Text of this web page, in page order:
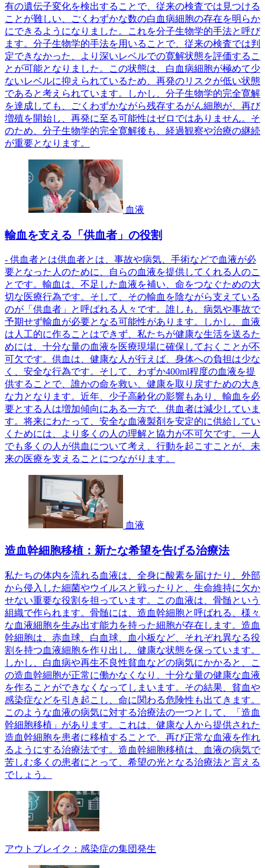
有の遺伝子変化を検出することで、従来の検査では見つける
ことが難しい、ごくわずかな数の白血病細胞の存在を明らか
にできるようになりました。これを分子生物学的手法と呼び
ます。分子生物学的手法を用いることで、従来の検査では判
定できなかった、より深いレベルでの寛解状態を評価するこ
とが可能となりました。この状態は、白血病細胞が極めて少
ないレベルに抑えられているため、再発のリスクが低い状態
であると考えられています。しかし、分子生物学的完全寛解
を達成しても、ごくわずかながら残存するがん細胞が、再び
増殖を開始し、再発に至る可能性はゼロではありません。そ
のため、分子生物学的完全寛解後も、経過観察や治療の継続
が重要となります。
血液
輸血を支える「供血者」の役割
- 供血者とは供血者とは、事故や病気、手術などで血液が必
要となった人のために、自らの血液を提供してくれる人のこ
とです。輸血は、不足した血液を補い、命をつなぐための大
切な医療行為です。そして、その輸血を陰ながら支えている
のが「供血者」と呼ばれる人々です。誰しも、病気や事故で
予期せず輸血が必要となる可能性があります。しかし、血液
は人工的に作ることはできず、私たちが健康な生活を送るた
めには、十分な量の血液を医療現場に確保しておくことが不
可欠です。供血は、健康な人が行えば、身体への負担は少な
く、安全な行為です。そして、わずか400ml程度の血液を提
供することで、誰かの命を救い、健康を取り戻すための大き
な力となります。近年、少子高齢化の影響もあり、輸血を必
要とする人は増加傾向にある一方で、供血者は減少していま
す。将来にわたって、安全な血液製剤を安定的に供給してい
くためには、より多くの人の理解と協力が不可欠です。一人
でも多くの人が供血について考え、行動を起こすことが、未
来の医療を支えることにつながります。
血液
造血幹細胞移植：新たな希望を告げる治療法
私たちの体内を流れる血液は、全身に酸素を届けたり、外部
から侵入した細菌やウイルスと戦ったりと、生命維持に欠か
せない重要な役割を担っています。この血液は、骨髄という
組織で作られます。骨髄には、造血幹細胞と呼ばれる、様々
な血液細胞を生み出す能力を持った細胞が存在します。造血
幹細胞は、赤血球、白血球、血小板など、それぞれ異なる役
割を持つ血液細胞を作り出し、健康な状態を保っています。
しかし、白血病や再生不良性貧血などの病気にかかると、こ
の造血幹細胞が正常に働かなくなり、十分な量の健康な血液
を作ることができなくなってしまいます。その結果、貧血や
感染症などを引き起こし、命に関わる危険性も出てきます。
このような血液の病気に対する治療法の一つとして、「造血
幹細胞移植」があります。これは、健康な人から提供された
造血幹細胞を患者に移植することで、再び正常な血液を作れ
るようにする治療法です。造血幹細胞移植は、血液の病気で
苦しむ多くの患者にとって、希望の光となる治療法と言える
でしょう。
アウトブレイク：感染症の集団発生